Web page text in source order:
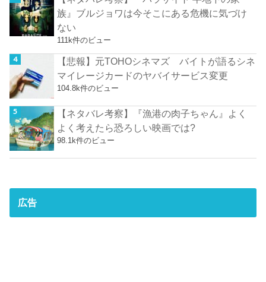
族』ブルジョワは今そこにある危機に気づけ
ない
111k件のビュー
【悲報】元TOHOシネマズ バイトが語るシネ
マイレージカードのヤバイサービス変更
104.8k件のビュー
【ネタバレ考察】『漁港の肉子ちゃん』よく
よく考えたら恐ろしい映画では?
98.1k件のビュー
広告